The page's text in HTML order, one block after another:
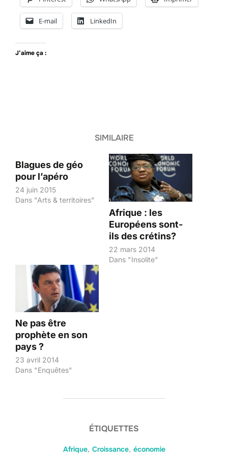
E-mail LinkedIn
J’aime ça :
SIMILAIRE
Blagues de géo
pour l’apéro
24 juin 2015
Dans "Arts & territoires"
Afrique : les
Européens sont-
ils des crétins?
22 mars 2014
Dans "Insolite"
Ne pas être
prophète en son
pays ?
23 avril 2014
Dans "Enquêtes"
ÉTIQUETTES
Afrique, Croissance, économie